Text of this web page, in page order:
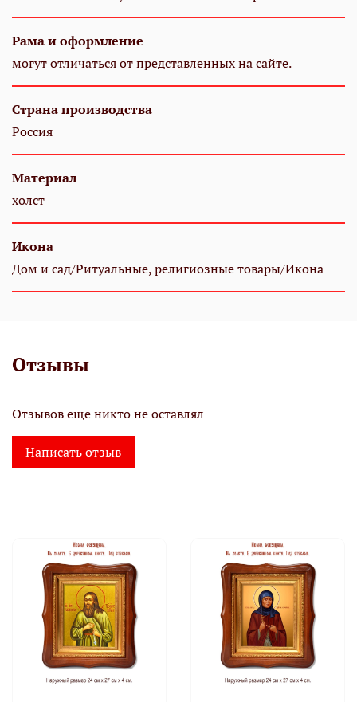
Рама и оформление
могут отличаться от представленных на сайте.
Страна производства
Россия
Материал
холст
Икона
Дом и сад/Ритуальные, религиозные товары/Икона
Отзывы
Отзывов еще никто не оставлял
Написать отзыв